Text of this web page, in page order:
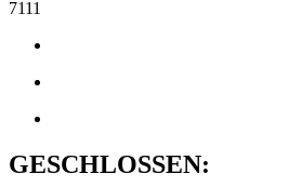
7111
GESCHLOSSEN: